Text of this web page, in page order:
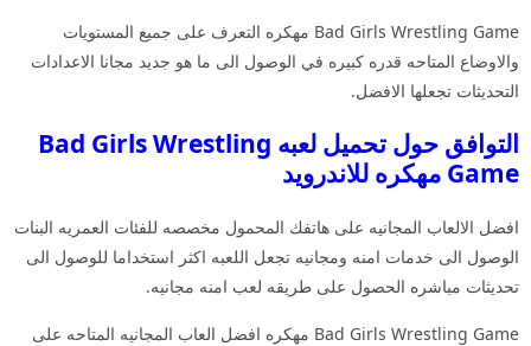
Bad Girls Wrestling Game مهكره التعرف على جميع المستويات
والاوضاع المتاحه قدره كبيره في الوصول الى ما هو جديد مجانا الاعدادات
التحديثات تجعلها الافضل.
التوافق حول تحميل لعبه Bad Girls Wrestling
Game مهكره للاندرويد
افضل الالعاب المجانيه على هاتفك المحمول مخصصه للفئات العمريه البنات
الوصول الى خدمات امنه ومجانيه تجعل اللعبه اكثر استخداما للوصول الى
تحديثات مباشره الحصول على طريقه لعب امنه مجانيه.
Bad Girls Wrestling Game مهكره افضل العاب المجانيه المتاحه على